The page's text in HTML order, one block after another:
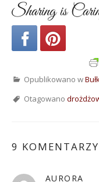
Sharing is
Opublikowano w
Otagowano
9 KOMENTARZY
AURORA